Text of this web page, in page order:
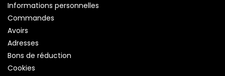
Informations personnelles
Commandes
Avoirs
Adresses
Bons de réduction
Cookies